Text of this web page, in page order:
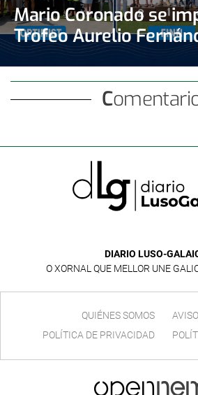
Mario Coronado se
Trofeo Aurelio
DIARIO LUSO-
O XORNAL QUE MELLOR UNE
QUIÉNES SOMOS
POLÍTICA DE PRIVACIDAD